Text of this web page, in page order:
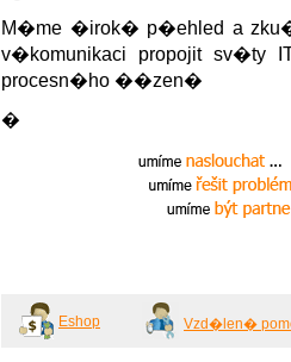
M�me �irok� p�ehled a
v�komunikaci propojit sv�ty
procesn�ho ��zen�
�
Eshop Vzd�len�